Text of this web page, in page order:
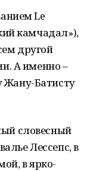
Le
камчадал»),
другой
А именно –
Жану-Батисту
словесный
Лессепс, в
в ярко-